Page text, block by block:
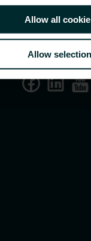
Allow all
Allow selection